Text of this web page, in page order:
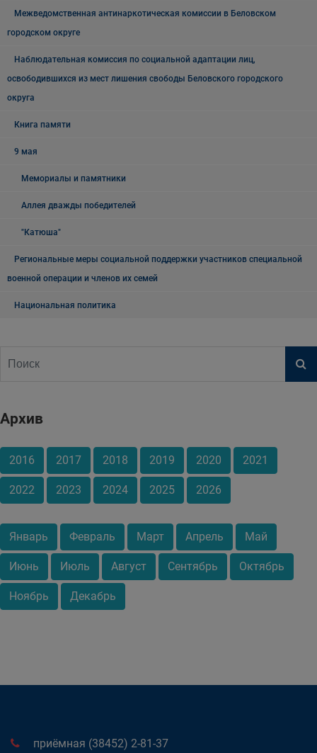
Межведомственная антинаркотическая комиссии в Беловском
городском округе
Наблюдательная комиссия по социальной адаптации лиц,
освободившихся из мест лишения свободы Беловского городского
округа
Книга памяти
9 мая
Мемориалы и памятники
Аллея дважды победителей
"Катюша"
Региональные меры социальной поддержки участников специальной
военной операции и членов их семей
Национальная политика
Архив
2016 2017 2018 2019 2020 2021
2022 2023 2024 2025 2026
Январь Февраль Март Апрель Май
Июнь Июль Август Сентябрь Октябрь
Ноябрь Декабрь
приёмная (38452) 2-81-37